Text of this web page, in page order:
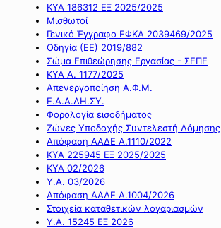
ΚΥΑ 186312 ΕΞ 2025/2025
Μισθωτοί
Γενικό Έγγραφο ΕΦΚΑ 2039469/2025
Οδηγία (ΕΕ) 2019/882
Σώμα Επιθεώρησης Εργασίας - ΣΕΠΕ
ΚΥΑ Α. 1177/2025
Απενεργοποίηση Α.Φ.Μ.
Ε.Α.Α.ΔΗ.ΣΥ.
Φορολογία εισοδήματος
Ζώνες Υποδοχής Συντελεστή Δόμησης
Απόφαση ΑΑΔΕ Α.1110/2022
ΚΥΑ 225945 ΕΞ 2025/2025
ΚΥΑ 02/2026
Υ.Α. 03/2026
Απόφαση ΑΑΔΕ Α.1004/2026
Στοιχεία καταθετικών λογαριασμών
Υ.Α. 15245 ΕΞ 2026